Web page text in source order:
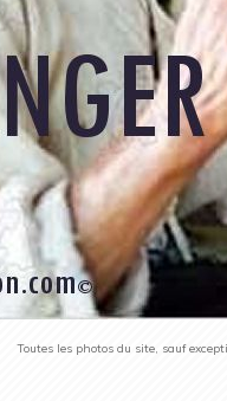
Toutes les photos du site, sauf